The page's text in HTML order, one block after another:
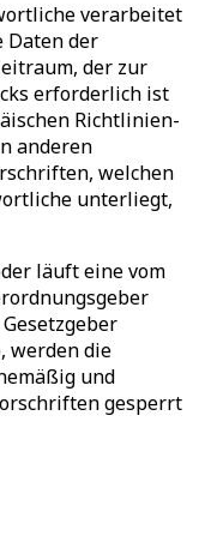
verarbeitet
Daten der
der zur
erforderlich ist
Richtlinien-
anderen
welchen
unterliegt,
läuft eine vom
werden die
und
gesperrt